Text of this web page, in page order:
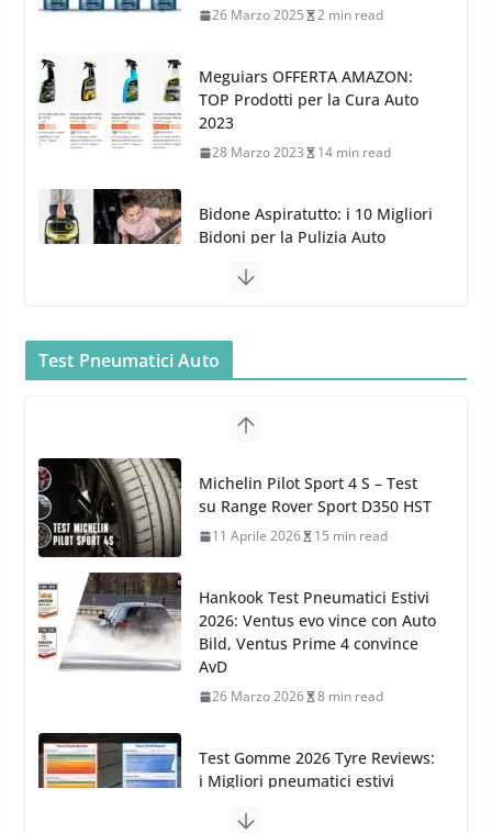
28 Marzo 2023 14 min read
Bidone Aspiratutto: i 10 Migliori
Bidoni per la Pulizia Auto
6 Maggio 2022
Gun per la tua Idropulitrice?
5 Maggio 2022 2 min read
Car Care
26 Marzo 2025 2 min read
Azoto
26 Marzo 2025 2 min read
Test Pneumatici Auto
Hankook Test Pneumatici Estivi
2026: Ventus evo vince con Auto
Bild, Ventus Prime 4 convince
Test Gomme 2026 Tyre Reviews:
i Migliori pneumatici estivi
sportivi a confronto
Pirelli Cinturato 2026: due
confermano il salto tecnico del